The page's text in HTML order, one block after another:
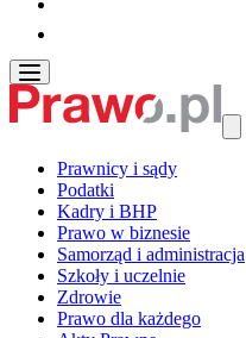
Prawnicy i sądy
Podatki
Kadry i BHP
Prawo w biznesie
Samorząd i administracja
Szkoły i uczelnie
Zdrowie
Prawo dla każdego